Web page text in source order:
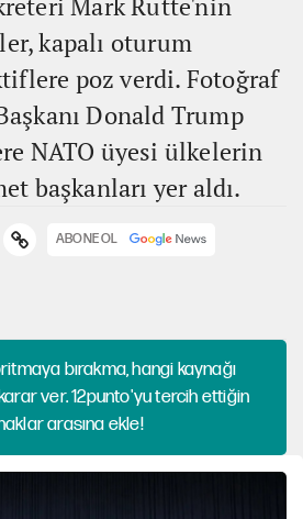
kapalı oturum
poz verdi. Fotoğraf
Donald Trump
NATO üyesi ülkelerin
başkanları yer aldı.
ABONE OL
bırakma, hangi kaynağı
ver. 12punto'yu tercih ettiğin
arasına ekle!